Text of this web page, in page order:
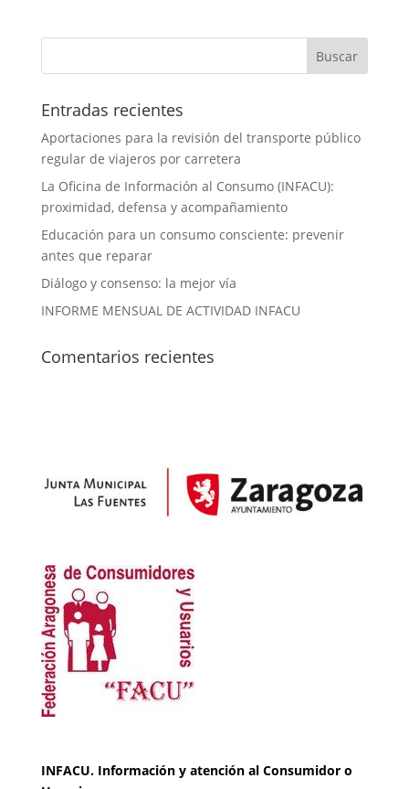
Entradas recientes
Aportaciones para la revisión del transporte público
regular de viajeros por carretera
La Oficina de Información al Consumo (INFACU):
proximidad, defensa y acompañamiento
Educación para un consumo consciente: prevenir
antes que reparar
Diálogo y consenso: la mejor vía
INFORME MENSUAL DE ACTIVIDAD INFACU
Comentarios recientes
INFACU. Información y atención al Consumidor o